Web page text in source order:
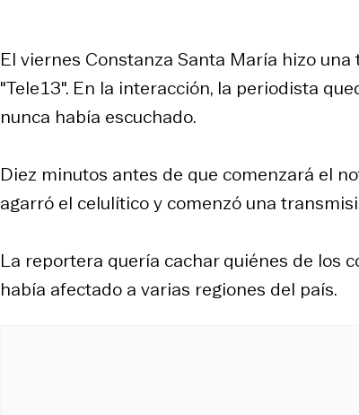
El viernes Constanza Santa María hizo
"Tele13". En la interacción, la periodista
nunca había escuchado.
Diez minutos antes de que comenzará el
agarró el celulítico y comenzó una
La reportera quería cachar quiénes de los
había afectado a varias regiones del país.